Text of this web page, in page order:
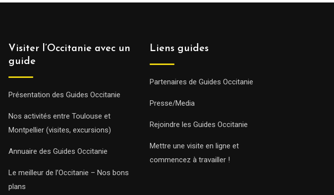
Visiter l’Occitanie avec un
guide
Présentation des Guides Occitanie
Nos activités entre Toulouse et
Montpellier (visites, excursions)
Annuaire des Guides Occitanie
Le meilleur de l’Occitanie – Nos bons
plans
Liens guides
Partenaires de Guides Occitanie
Presse/Media
Rejoindre les Guides Occitanie
Mettre une visite en ligne et
commencez à travailler !